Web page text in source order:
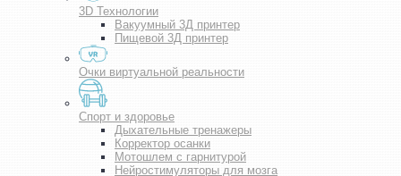
3D Технологии
Вакуумный 3Д принтер
Пищевой 3Д принтер
Очки виртуальной реальности
Спорт и здоровье
Дыхательные тренажеры
Корректор осанки
Мотошлем с гарнитурой
Нейростимуляторы для мозга